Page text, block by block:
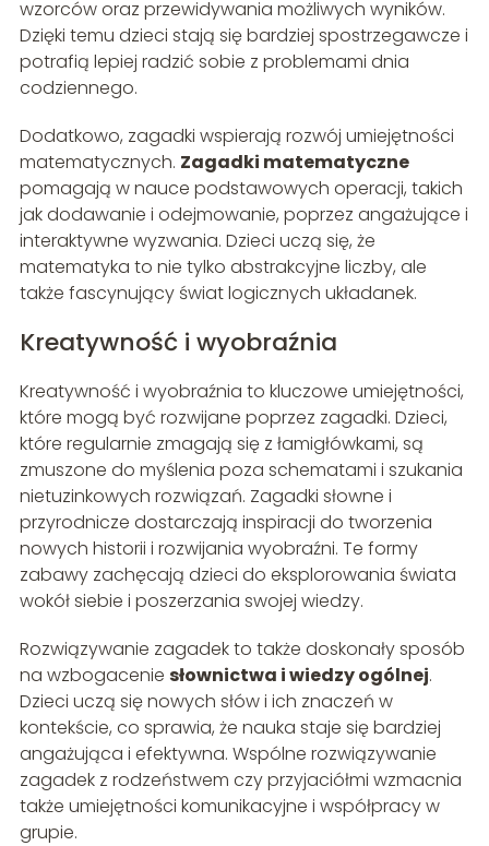
wzorców oraz przewidywania możliwych wyników.
Dzięki temu dzieci stają się bardziej spostrzegawcze i
potrafią lepiej radzić sobie z problemami dnia
codziennego.
Dodatkowo, zagadki wspierają rozwój umiejętności
matematycznych. Zagadki matematyczne
pomagają w nauce podstawowych operacji, takich
jak dodawanie i odejmowanie, poprzez angażujące i
interaktywne wyzwania. Dzieci uczą się, że
matematyka to nie tylko abstrakcyjne liczby, ale
także fascynujący świat logicznych układanek.
Kreatywność i wyobraźnia
Kreatywność i wyobraźnia to kluczowe umiejętności,
które mogą być rozwijane poprzez zagadki. Dzieci,
które regularnie zmagają się z łamigłówkami, są
zmuszone do myślenia poza schematami i szukania
nietuzinkowych rozwiązań. Zagadki słowne i
przyrodnicze dostarczają inspiracji do tworzenia
nowych historii i rozwijania wyobraźni. Te formy
zabawy zachęcają dzieci do eksplorowania świata
wokół siebie i poszerzania swojej wiedzy.
Rozwiązywanie zagadek to także doskonały sposób
na wzbogacenie słownictwa i wiedzy ogólnej.
Dzieci uczą się nowych słów i ich znaczeń w
kontekście, co sprawia, że nauka staje się bardziej
angażująca i efektywna. Wspólne rozwiązywanie
zagadek z rodzeństwem czy przyjaciółmi wzmacnia
także umiejętności komunikacyjne i współpracy w
grupie.